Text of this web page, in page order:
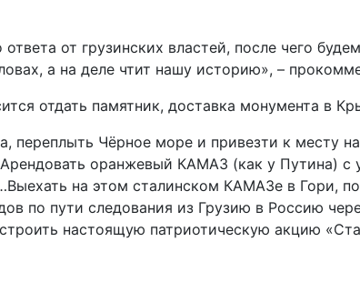
от грузинских властей, после чего
а на деле чтит нашу историю», –
отдать памятник, доставка монумента в
переплыть Чёрное море и привезти к месту
оранжевый КАМАЗ (как у Путина)
на этом сталинском КАМАЗе в Гори,
по пути следования из Грузию в Россию
настоящую патриотическую акцию